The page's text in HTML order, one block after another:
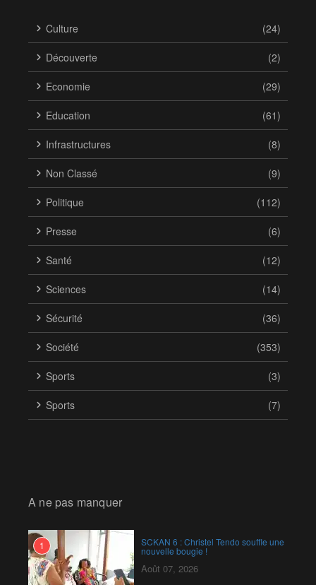
Culture (24)
Découverte (2)
Economie (29)
Education (61)
Infrastructures (8)
Non Classé (9)
Politique (112)
Presse (6)
Santé (12)
Sciences (14)
Sécurité (36)
Société (353)
Sports (3)
Sports (7)
A ne pas manquer
1 SCKAN 6 : Christel Tendo souffle une
nouvelle bougie !
Août 07, 2026